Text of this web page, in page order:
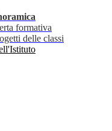
formativa
delle classi